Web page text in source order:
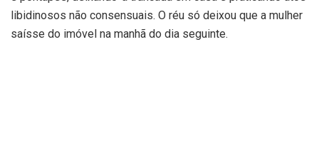
libidinosos não consensuais. O réu só deixou que a mulher
saísse do imóvel na manhã do dia seguinte.